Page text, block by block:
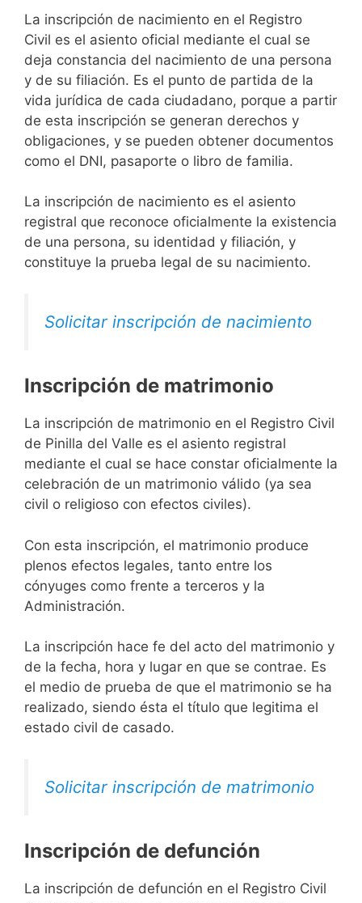
La inscripción de nacimiento en el Registro
Civil es el asiento oficial mediante el cual se
deja constancia del nacimiento de una persona
y de su filiación. Es el punto de partida de la
vida jurídica de cada ciudadano, porque a partir
de esta inscripción se generan derechos y
obligaciones, y se pueden obtener documentos
como el DNI, pasaporte o libro de familia.
La inscripción de nacimiento es el asiento
registral que reconoce oficialmente la existencia
de una persona, su identidad y filiación, y
constituye la prueba legal de su nacimiento.
Solicitar inscripción de nacimiento
Inscripción de matrimonio
La inscripción de matrimonio en el Registro Civil
de Pinilla del Valle es el asiento registral
mediante el cual se hace constar oficialmente la
celebración de un matrimonio válido (ya sea
civil o religioso con efectos civiles).
Con esta inscripción, el matrimonio produce
plenos efectos legales, tanto entre los
cónyuges como frente a terceros y la
Administración.
La inscripción hace fe del acto del matrimonio y
de la fecha, hora y lugar en que se contrae. Es
el medio de prueba de que el matrimonio se ha
realizado, siendo ésta el título que legitima el
estado civil de casado.
Solicitar inscripción de matrimonio
Inscripción de defunción
La inscripción de defunción en el Registro Civil